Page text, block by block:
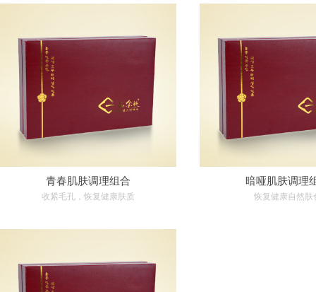
青春肌肤调理组合
收紧毛孔，恢复健康肤质
暗哑肌肤调理
恢复健康自然肤